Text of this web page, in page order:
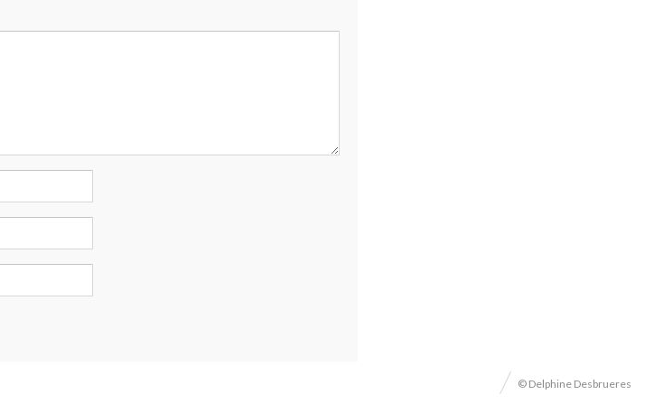
© Delphine Desbrueres